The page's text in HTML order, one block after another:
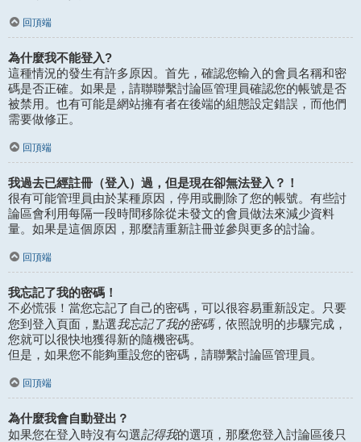
回頂端
為什麼我不能登入?
這種情況的發生有許多原因。首先，確認您輸入的會員名稱和密
碼是否正確。如果是，請聯聯繫討論區管理員確認您的帳號是否
被禁用。也有可能是網站擁有者在後端的組態設定錯誤，而他們
需要做修正。
回頂端
我過去已經註冊（登入）過，但是現在卻無法登入？！
很有可能管理員由於某種原因，停用或刪除了您的帳號。有些討
論區會利用每隔一段時間移除從未發文的會員做法來減少資料
量。如果是這個原因，那麼請重新註冊並參與更多的討論。
回頂端
我忘記了我的密碼！
不必慌張！當您忘記了自己的密碼，可以很容易重新設定。只要
您到登入頁面，點選我忘記了我的密碼，依照說明的步驟完成，
您就可以很快地獲得新的隨機密碼。
但是，如果您不能夠重設您的密碼，請聯繫討論區管理員。
回頂端
為什麼我會自動登出？
如果您在登入時沒有勾選記得我的選項，那麼您登入討論區後只